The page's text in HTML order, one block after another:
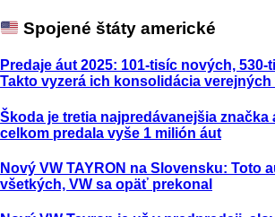
Spojené štáty americké
Predaje áut 2025: 101-tisíc nových,
Takto vyzerá ich konsolidácia
Škoda je tretia najpredávanejšia značka
celkom predala vyše 1 milión áut
Nový VW TAYRON na Slovensku: Toto
všetkých, VW sa opäť prekonal